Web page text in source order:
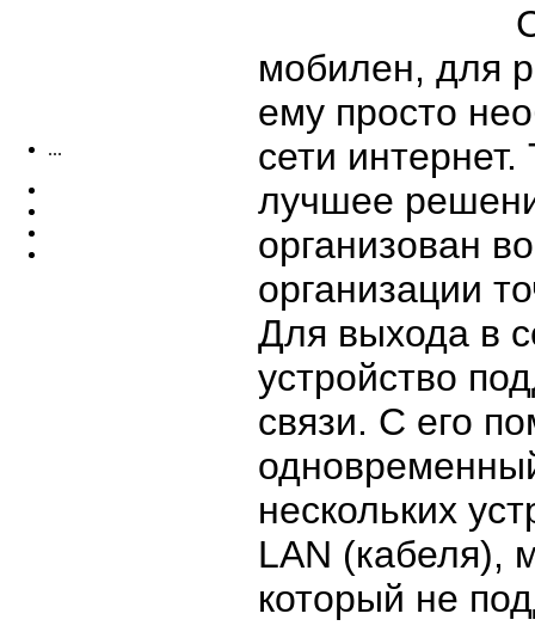
...
мобилен, для
ему просто
сети
лучшее
организован
организации
Для выхода в
устройство
связи. С его
нескольких
LAN (кабеля),
который не